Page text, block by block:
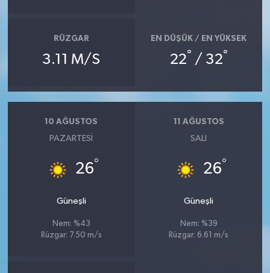
RÜZGAR
3.11 M/S
EN DÜŞÜK / EN YÜKSEK
22° / 32°
10 AĞUSTOS
PAZARTESI
26°
Güneşli
Nem: %43
Rüzgar: 7.50 m/s
11 AĞUSTOS
SALI
26°
Güneşli
Nem: %39
Rüzgar: 6.61 m/s